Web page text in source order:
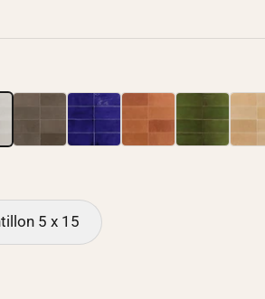
5 x 15 5 x 15 5 x 15
5 x 15